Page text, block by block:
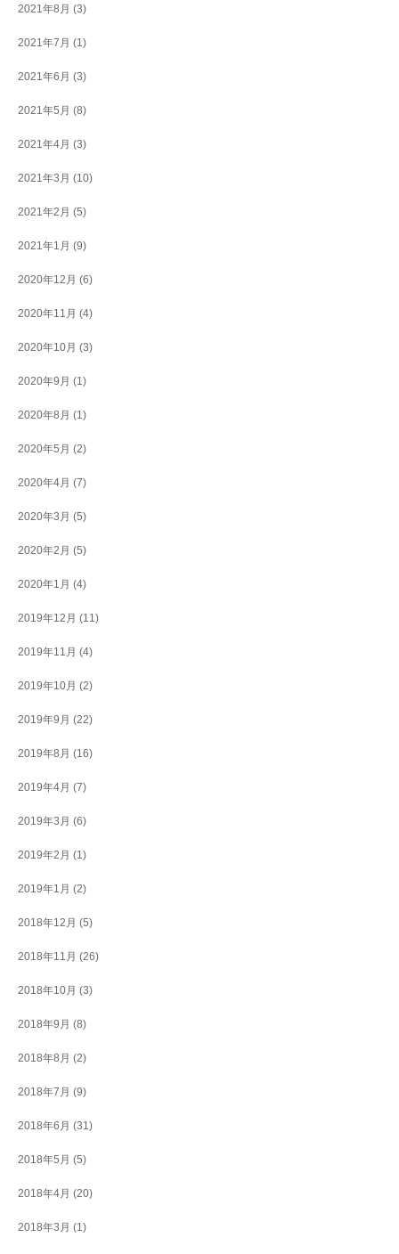
2021年8月 (3)
2021年7月 (1)
2021年6月 (3)
2021年5月 (8)
2021年4月 (3)
2021年3月 (10)
2021年2月 (5)
2021年1月 (9)
2020年12月 (6)
2020年11月 (4)
2020年10月 (3)
2020年9月 (1)
2020年8月 (1)
2020年5月 (2)
2020年4月 (7)
2020年3月 (5)
2020年2月 (5)
2020年1月 (4)
2019年12月 (11)
2019年11月 (4)
2019年10月 (2)
2019年9月 (22)
2019年8月 (16)
2019年4月 (7)
2019年3月 (6)
2019年2月 (1)
2019年1月 (2)
2018年12月 (5)
2018年11月 (26)
2018年10月 (3)
2018年9月 (8)
2018年8月 (2)
2018年7月 (9)
2018年6月 (31)
2018年5月 (5)
2018年4月 (20)
2018年3月 (1)